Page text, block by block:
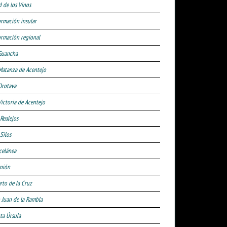
de los Vinos
insular
regional
de Acentejo
de Acentejo
de la Cruz
Juan de la Rambla
Úrsula